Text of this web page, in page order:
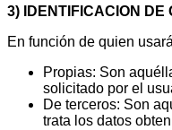
3) IDENTIFICACION DE
En función de quien
Propias: Son
solicitado por el
De terceros: Son
trata los datos